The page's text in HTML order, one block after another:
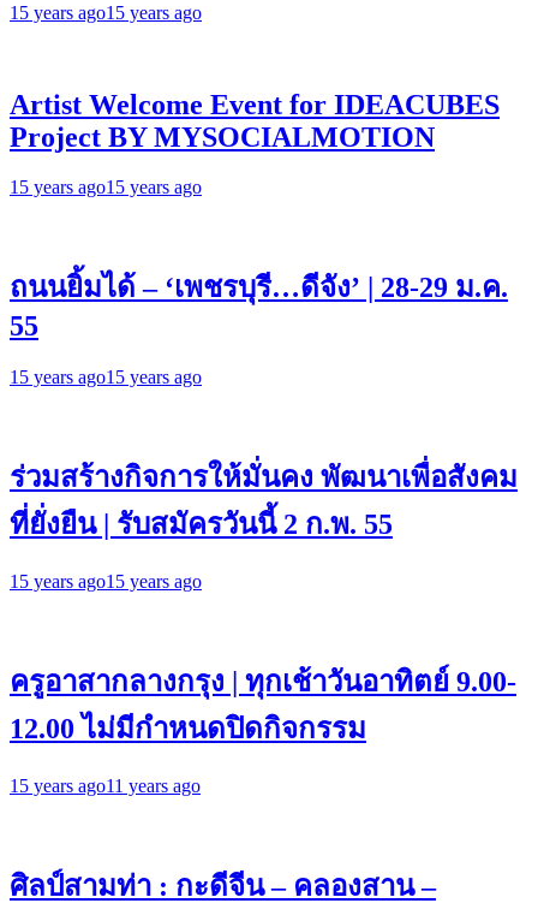
15 years ago15 years ago
Artist Welcome Event for IDEACUBES
Project BY MYSOCIALMOTION
15 years ago15 years ago
ถนนยิ้มได้ – ‘เพชรบุรี…ดีจัง’ | 28-29 ม.ค.
55
15 years ago15 years ago
ร่วมสร้างกิจการให้มั่นคง พัฒนาเพื่อสังคม
ที่ยั่งยืน | รับสมัครวันนี้ 2 ก.พ. 55
15 years ago15 years ago
ครูอาสากลางกรุง | ทุกเช้าวันอาทิตย์ 9.00-
12.00 ไม่มีกำหนดปิดกิจกรรม
15 years ago11 years ago
ศิลป์สามท่า : กะดีจีน – คลองสาน –